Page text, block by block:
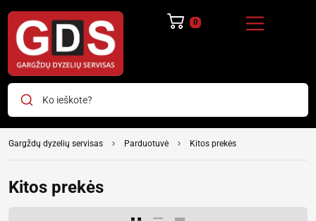
Ko ieškote?
Gargždų dyzelių servisas Parduotuvė Kitos prekės
Kitos prekės